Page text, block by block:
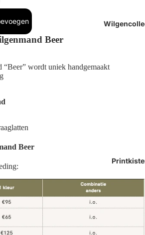
Beer
“Beer” wordt uniek handgemaakt
Beer